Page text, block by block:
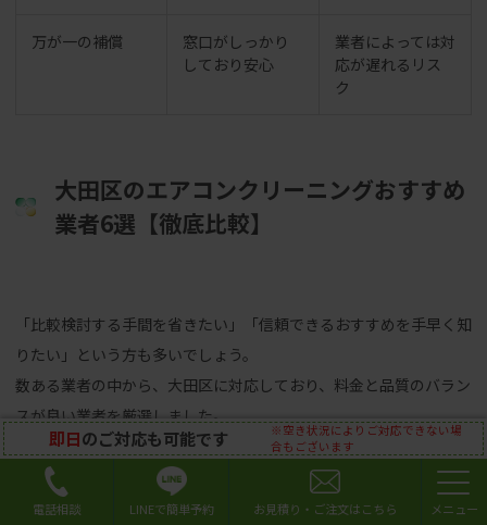
万が一の補償
窓口がしっかり
しており安心
業者によっては対
応が遅れるリス
ク
大田区のエアコンクリーニングおすすめ
業者6選【徹底比較】
「比較検討する手間を省きたい」「信頼できるおすすめを手早く知
りたい」という方も多いでしょう。
数ある業者の中から、大田区に対応しており、料金と品質のバラン
スが良い業者を厳選しました。
ご家庭の状況に合わせて、一番しっくりくる業者を選んでみてくだ
さい。
結論：実績があり、大田区で評判の良い6社の中から選べば大き
即日のご対応も可能です
※空き状況によりご対応できない場
合もございます
電話相談 LINEで簡単予約 お見積り・ご注文はこちら